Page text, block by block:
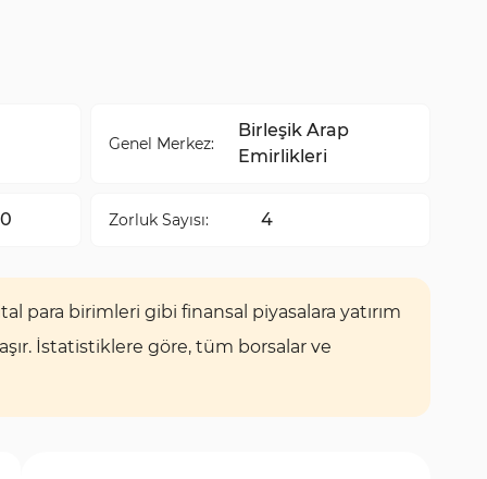
Genel Merkez:
Birleşik Arap
Emirlikleri
Zorluk Sayısı: 4
para birimleri gibi finansal piyasalara yatırım
İstatistiklere göre, tüm borsalar ve